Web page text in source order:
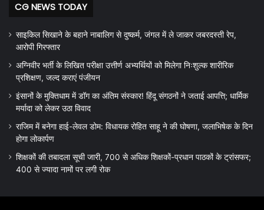
CG NEWS TODAY
साइकिल सिखाने के बहाने नाबालिग से दुष्कर्म, जंगल में ले जाकर जबरदस्ती रेप,
आरोपी गिरफ्तार
अग्निवीर भर्ती के लिखित परीक्षा उत्तीर्ण अभ्यर्थियों को मिलेगा निःशुल्क शारीरिक
प्रशिक्षण, जल्द कराएं पंजीयन
इंसानों के मुक्तिधाम में डॉग का अंतिम संस्कार! हिंदू संगठनों ने जताई आपत्ति; धार्मिक
मर्यादा को लेकर उठा विवाद
राजिम में बनेगा हाई-लेवल डोम: विधायक रोहित साहू ने की घोषणा, जलाभिषेक के दिन
होगा लोकार्पण
शिक्षकों की तबादला सूची जारी, 700 से अधिक शिक्षकों-प्रधान पाठकों के ट्रांसफर;
400 से ज्यादा नामों पर लगी रोक